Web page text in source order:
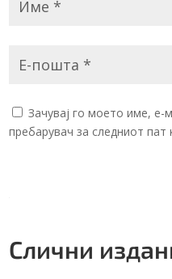
Зачувај го моето име, е-
пребарувач за следниот
Слични